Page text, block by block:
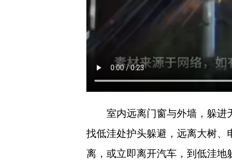
室内远离门窗与外墙，躲进
找低洼处护头躲避，远离大树
离，或立即离开汽车，到低洼地